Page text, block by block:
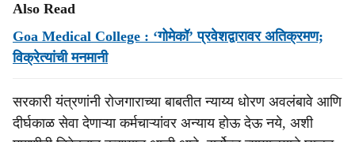
Also Read
Goa Medical College : ‘गोमेकॉ’ प्रवेशद्वारावर अतिक्रमण;
विक्रेत्यांची मनमानी
सरकारी यंत्रणांनी रोजगाराच्या बाबतीत न्याय्य धोरण अवलंबावे आणि
दीर्घकाळ सेवा देणाऱ्या कर्मचाऱ्यांवर अन्याय होऊ देऊ नये, अशी